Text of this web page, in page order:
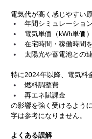
電気代が高く感じやすい
年間シミュレーショ
電気単価（kWh単価
在宅時間・稼働時間
太陽光や蓄電池との
特に2024年以降、電気料
燃料調整費
再エネ賦課金
の影響を強く受けるよう
字は参考になりません。
よくある誤解